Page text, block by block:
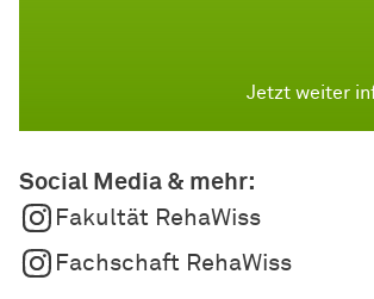
Jetzt weiter
Social Media & mehr:
Fakultät RehaWiss
Fachschaft RehaWiss